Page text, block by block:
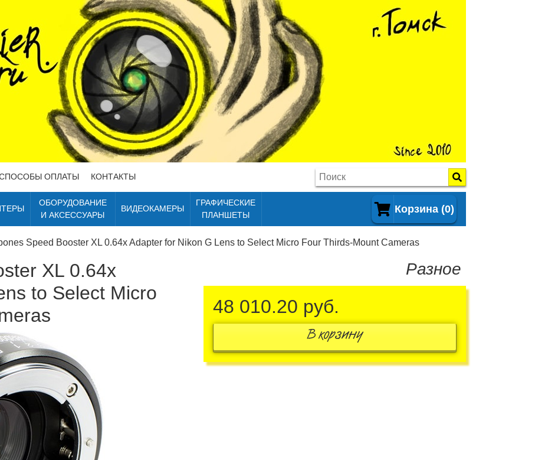
ОПЛАТЫ КОНТАКТЫ
ОБОРУДОВАНИЕ
И АКСЕССУАРЫ
ВИДЕОКАМЕРЫ
ГРАФИЧЕСКИЕ
ПЛАНШЕТЫ
Корзина (0)
Speed Booster XL 0.64x Adapter for Nikon G Lens to Select Micro Four Thirds-Mount Cameras
XL 0.64x
to Select Micro
Разное
48 010.20 руб.
В корзину